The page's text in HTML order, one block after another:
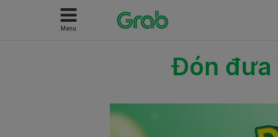
Menu
Đón đưa